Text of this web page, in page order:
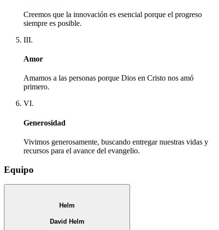
Creemos que la innovación es esencial porque el progreso
siempre es posible.
III.
Amor
Amamos a las personas porque Dios en Cristo nos amó
primero.
VI.
Generosidad
Vivimos generosamente, buscando entregar nuestras vidas y
recursos para el avance del evangelio.
Equipo
Helm
David Helm